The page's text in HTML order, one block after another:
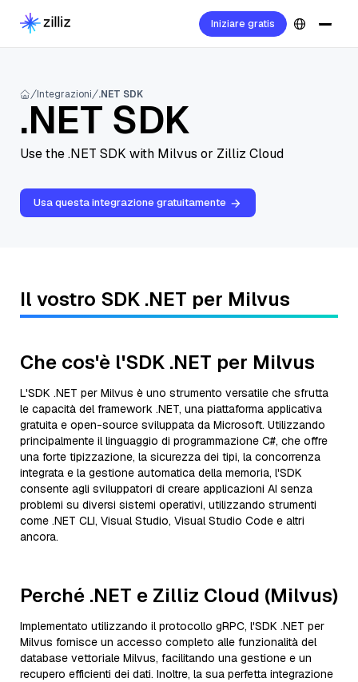
Iniziare gratis
Integrazioni .NET SDK
.NET SDK
Use the .NET SDK with Milvus or Zilliz Cloud
Usa questa integrazione gratuitamente
Il vostro SDK .NET per Milvus
Che cos'è l'SDK .NET per Milvus
L'SDK .NET per Milvus è uno strumento versatile che sfrutta
le capacità del framework .NET, una piattaforma applicativa
gratuita e open-source sviluppata da Microsoft. Utilizzando
principalmente il linguaggio di programmazione C#, che offre
una forte tipizzazione, la sicurezza dei tipi, la concorrenza
integrata e la gestione automatica della memoria, l'SDK
consente agli sviluppatori di creare applicazioni AI senza
problemi su diversi sistemi operativi, utilizzando strumenti
come .NET CLI, Visual Studio, Visual Studio Code e altri
ancora.
Perché .NET e Zilliz Cloud (Milvus)
Implementato utilizzando il protocollo gRPC, l'SDK .NET per
Milvus fornisce un accesso completo alle funzionalità del
database vettoriale Milvus, facilitando una gestione e un
recupero efficienti dei dati. Inoltre, la sua perfetta integrazione